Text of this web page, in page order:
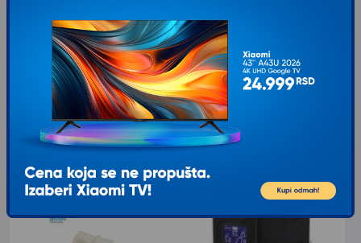
EATON UPS 5E900UD Gen2
900VA/480W
Karakteristike Kapacitet: 900 VA /
480 W Topologija: Line Interactive
Oblik kućišta: Tower 2 × Schuko
9.89900RSD
EATON 5E 700 DIN G2 UPS
1/1phase 700VA, 5E 700 DIN
G2
Karakteristike Kapacitet: 700 VA
Topologija: Line Interactive Faznost:
1:1 (jednofazni ulaz / jednofazni
izlaz)
7.79900